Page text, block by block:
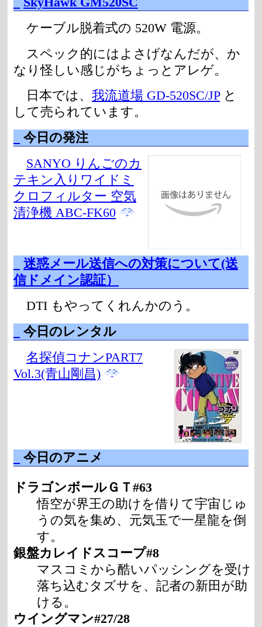
ケーブル脱着式の 520W 電源。
スペック的にはよさげなんだが、か
なり怪しい感じがちょっとアレゲ。
日本では、 我流道場 GD-520SC/JPと
して売られています。
今日の発注
SANYO りんごのカ
テキン入りワイドミ
クロフィルター 空気
清浄機 ABC-FK60
迷惑メール送信への対策について(送
信ドメイン認証）
DTI もやってくれんかのう。
今日のレンタル
名探偵コナンPART7
Vol.3(青山剛昌)
今日のアニメ
ドラゴンボールＧＴ#63
悟空が界王の助けを借りて宇宙じゅ
うの気を集め、元気玉で一星龍を倒
す。
銀盤カレイドスコープ#8
マスコミから酷いパッシングを受け
落ち込むタズサを、記者の新田が助
ける。
ウイングマン#27/28